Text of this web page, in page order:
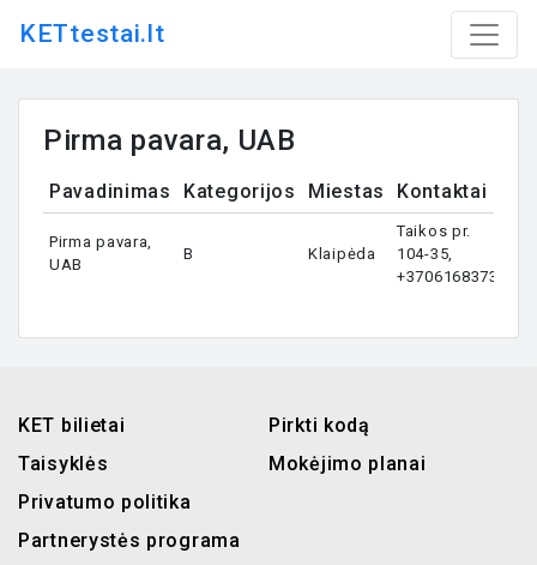
KETtestai.lt
Pirma pavara, UAB
Pavadinimas Kategorijos Miestas Kontaktai
Pirma pavara,
UAB
B Klaipėda
Taikos pr.
104-35,
+37061683732
KET bilietai
Taisyklės
Privatumo politika
Partnerystės programa
Pirkti kodą
Mokėjimo planai